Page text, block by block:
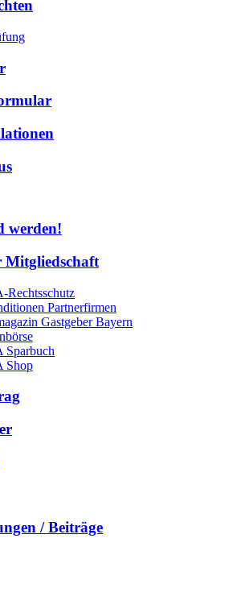
werden!
Mitgliedschaft
Partnerfirmen
Gastgeber Bayern
Shop
/ Beiträge